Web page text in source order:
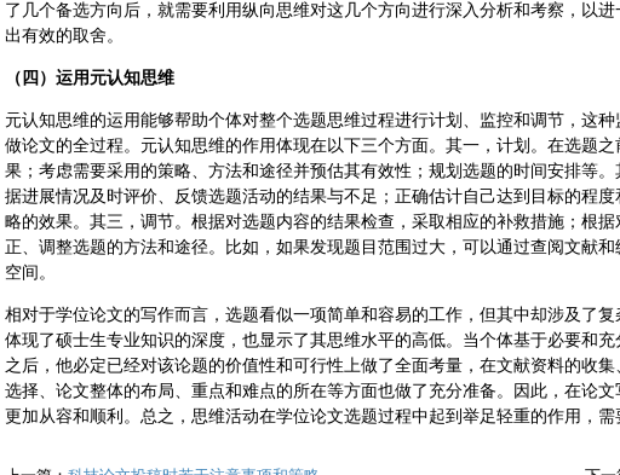
了几个备选方向后，就需要利用纵向思维对这几个方向进行深入分析和考察，以
出有效的取舍。
（四）运用元认知思维
元认知思维的运用能够帮助个体对整个选题思维过程进行计划、监控和调节，这
做论文的全过程。元认知思维的作用体现在以下三个方面。其一，计划。在选题
果；考虑需要采用的策略、方法和途径并预估其有效性；规划选题的时间安排等
据进展情况及时评价、反馈选题活动的结果与不足；正确估计自己达到目标的程
略的效果。其三，调节。根据对选题内容的结果检查，采取相应的补救措施；根
正、调整选题的方法和途径。比如，如果发现题目范围过大，可以通过查阅文献
空间。
相对于学位论文的写作而言，选题看似一项简单和容易的工作，但其中却涉及了
体现了硕士生专业知识的深度，也显示了其思维水平的高低。当个体基于必要和
之后，他必定已经对该论题的价值性和可行性上做了全面考量，在文献资料的收
选择、论文整体的布局、重点和难点的所在等方面也做了充分准备。因此，在论
更加从容和顺利。总之，思维活动在学位论文选题过程中起到举足轻重的作用，需